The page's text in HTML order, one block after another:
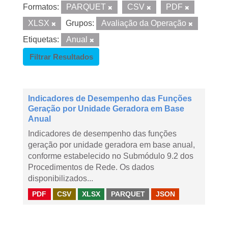
Formatos: PARQUET CSV
PDF
XLSX
Grupos:
Avaliação da Operação
Etiquetas:
Anual
Filtrar Resultados
Indicadores de Desempenho das Funções
Geração por Unidade Geradora em Base
Anual
Indicadores de desempenho das funções
geração por unidade geradora em base anual,
conforme estabelecido no Submódulo 9.2 dos
Procedimentos de Rede. Os dados
disponibilizados...
PDF CSV XLSX PARQUET JSON